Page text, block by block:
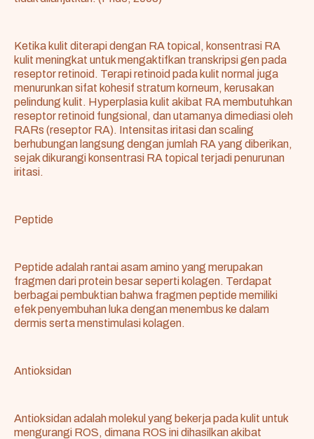
Ketika kulit diterapi dengan RA topical, konsentrasi RA
kulit meningkat untuk mengaktifkan transkripsi gen pada
reseptor retinoid. Terapi retinoid pada kulit normal juga
menurunkan sifat kohesif stratum korneum, kerusakan
pelindung kulit. Hyperplasia kulit akibat RA membutuhkan
reseptor retinoid fungsional, dan utamanya dimediasi oleh
RARs (reseptor RA). Intensitas iritasi dan scaling
berhubungan langsung dengan jumlah RA yang diberikan,
sejak dikurangi konsentrasi RA topical terjadi penurunan
iritasi.
Peptide
Peptide adalah rantai asam amino yang merupakan
fragmen dari protein besar seperti kolagen. Terdapat
berbagai pembuktian bahwa fragmen peptide memiliki
efek penyembuhan luka dengan menembus ke dalam
dermis serta menstimulasi kolagen.
Antioksidan
Antioksidan adalah molekul yang bekerja pada kulit untuk
mengurangi ROS, dimana ROS ini dihasilkan akibat